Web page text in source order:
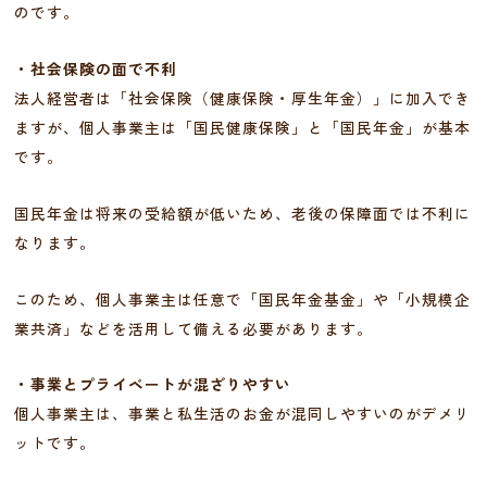
のです。
・社会保険の面で不利
法人経営者は「社会保険（健康保険・厚生年金）」に加入でき
ますが、個人事業主は「国民健康保険」と「国民年金」が基本
です。
国民年金は将来の受給額が低いため、老後の保障面では不利に
なります。
このため、個人事業主は任意で「国民年金基金」や「小規模企
業共済」などを活用して備える必要があります。
・事業とプライベートが混ざりやすい
個人事業主は、事業と私生活のお金が混同しやすいのがデメリ
ットです。